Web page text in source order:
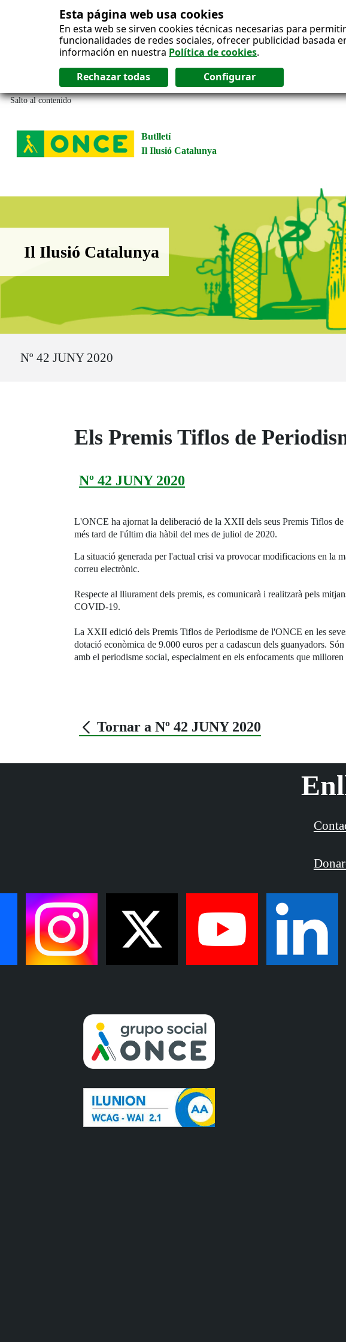
Esta página web usa cookies
En esta web se sirven cookies técnicas necesarias para
funcionalidades de redes sociales, ofrecer publicidad basada
información en nuestra Política de cookies.
Salto al contenido
Butlletí
Il Ilusió Catalunya
Boletín Il·lusió Catalunya
Il Ilusió Catalunya
Nº 42 JUNY 2020
Els Premis Tiflos de
Nº 42 JUNY 2020
L'ONCE ha ajornat la deliberació de la XXII dels seus Premis Tiflos
més tard de l'últim dia hàbil del mes de juliol de 2020.
La situació generada per l'actual crisi va provocar modificacions en la
correu electrònic.
Respecte al lliurament dels premis, es comunicarà i realitzarà pels
COVID-19.
La XXII edició dels Premis Tiflos de Periodisme de l'ONCE en les
dotació econòmica de 9.000 euros per a cadascun dels guanyadors.
amb el periodisme social, especialment en els enfocaments que
Tornar a Nº 42 JUNY 2020